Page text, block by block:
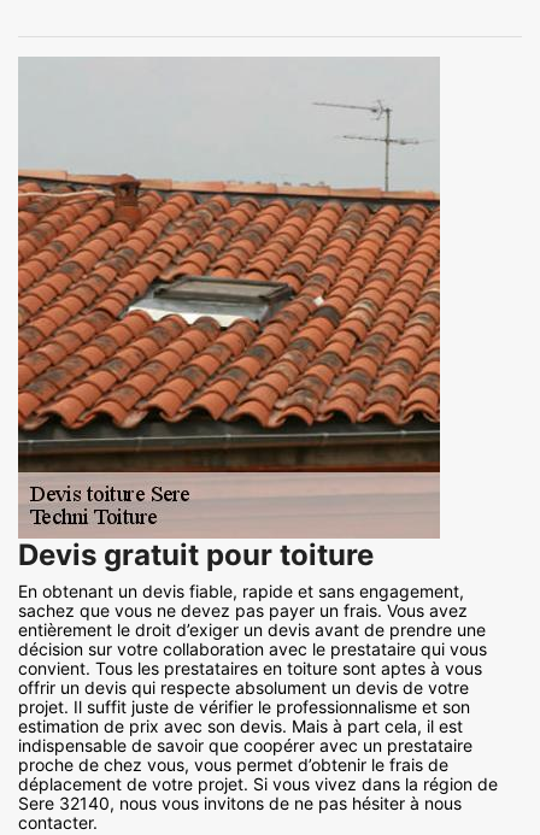
Devis gratuit pour toiture
En obtenant un devis fiable, rapide et sans engagement,
sachez que vous ne devez pas payer un frais. Vous avez
entièrement le droit d’exiger un devis avant de prendre une
décision sur votre collaboration avec le prestataire qui vous
convient. Tous les prestataires en toiture sont aptes à vous
offrir un devis qui respecte absolument un devis de votre
projet. Il suffit juste de vérifier le professionnalisme et son
estimation de prix avec son devis. Mais à part cela, il est
indispensable de savoir que coopérer avec un prestataire
proche de chez vous, vous permet d’obtenir le frais de
déplacement de votre projet. Si vous vivez dans la région de
Sere 32140, nous vous invitons de ne pas hésiter à nous
contacter.